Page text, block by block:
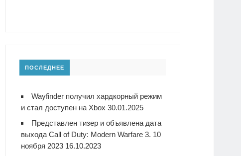
ПОСЛЕДНЕЕ
Wayfinder получил хардкорный режим
и стал доступен на Xbox 30.01.2025
Представлен тизер и объявлена дата
выхода Call of Duty: Modern Warfare 3. 10
ноября 2023 16.10.2023